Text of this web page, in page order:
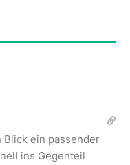
Blick ein passender
ins Gegenteil